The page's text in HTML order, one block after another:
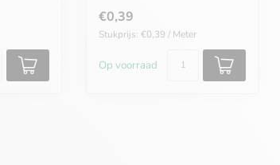
€0,39
Stukprijs: €0,39 / Meter
Op voorraad